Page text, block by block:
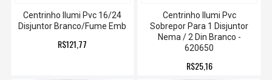
Centrinho Ilumi Pvc 16/24
Disjuntor Branco/Fume Emb
R$121,77
Centrinho Ilumi Pvc
Sobrepor Para 1 Disjuntor
Nema / 2 Din Branco -
620650
R$25,16